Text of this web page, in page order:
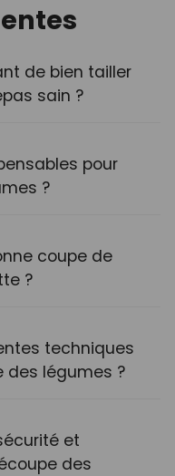
de bien tailler
sain ?
pour
?
coupe de
?
techniques
des légumes ?
et
des